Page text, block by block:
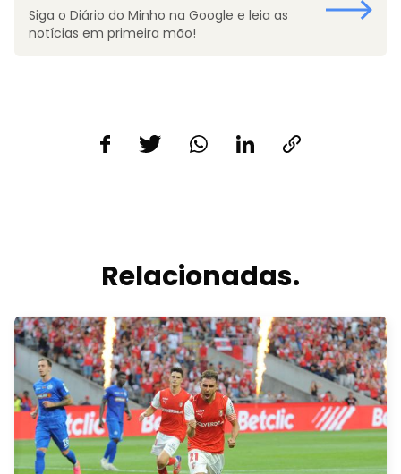
Siga o Diário do Minho na Google e leia as
notícias em primeira mão!
Relacionadas.